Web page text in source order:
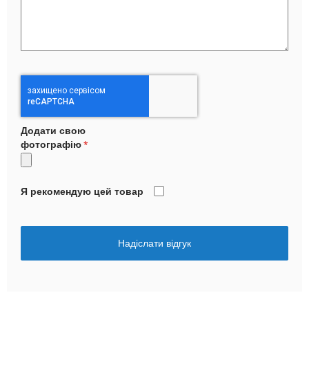
Додати свою
фотографію
Я рекомендую цей товар
Надіслати відгук